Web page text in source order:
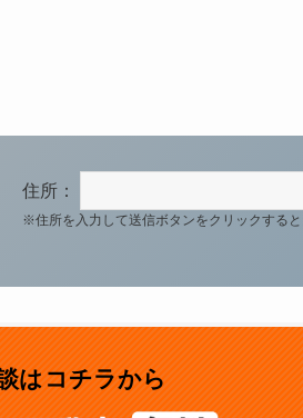
住所：
※住所を入力して送信ボタンをクリックすると
はコチラから